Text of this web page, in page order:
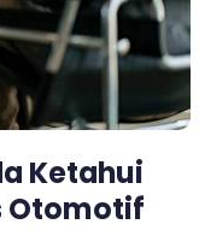
Ketahui
Otomotif